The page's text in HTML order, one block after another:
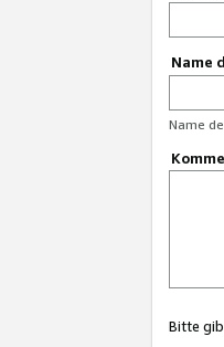
Name
Name
Bitte